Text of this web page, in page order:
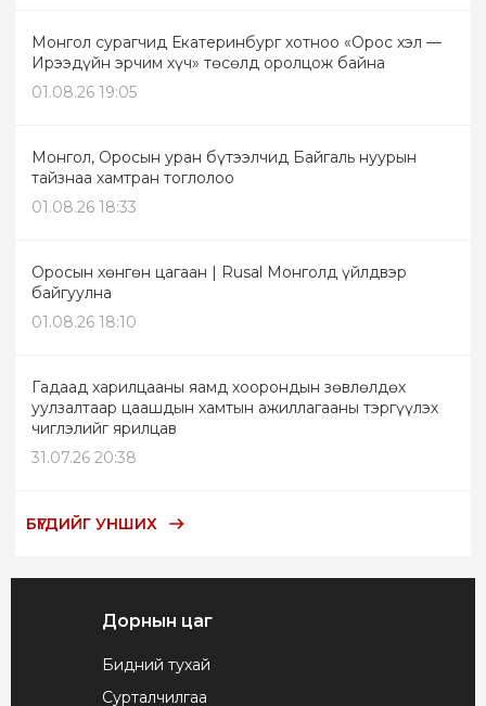
Монгол сурагчид Екатеринбург хотноо «Орос хэл —
Ирээдүйн эрчим хүч» төсөлд оролцож байна
01.08.26 19:05
Монгол, Оросын уран бүтээлчид Байгаль нуурын
тайзнаа хамтран тоглолоо
01.08.26 18:33
Оросын хөнгөн цагаан | Rusal Монголд үйлдвэр
байгуулна
01.08.26 18:10
Гадаад харилцааны яамд хоорондын зөвлөлдөх
уулзалтаар цаашдын хамтын ажиллагааны тэргүүлэх
чиглэлийг ярилцав
31.07.26 20:38
БҮГДИЙГ УНШИХ
Дорнын цаг
Бидний тухай
Сурталчилгаа